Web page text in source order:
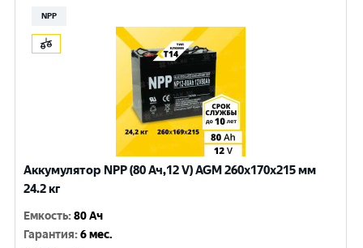
NPP
Аккумулятор NPP (80 Ач,12 V) AGM 260x170x215 мм
24.2 кг
Емкость:80 Ач
Гарантия:6 мес.